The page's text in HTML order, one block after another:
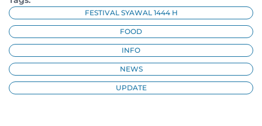
FESTIVAL SYAWAL 1444 H
FOOD
INFO
NEWS
UPDATE